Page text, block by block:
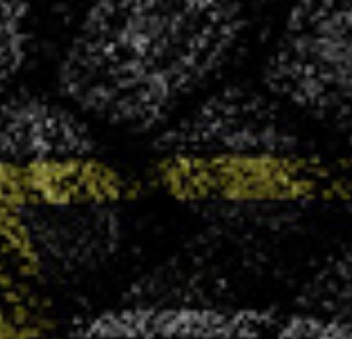
CONVOCATIONS
Vous souhaitez vous associer à un club
ambitieux et convivial ?
LA VHB FAMILY BUSINESS
NOS
ACTUALITÉS